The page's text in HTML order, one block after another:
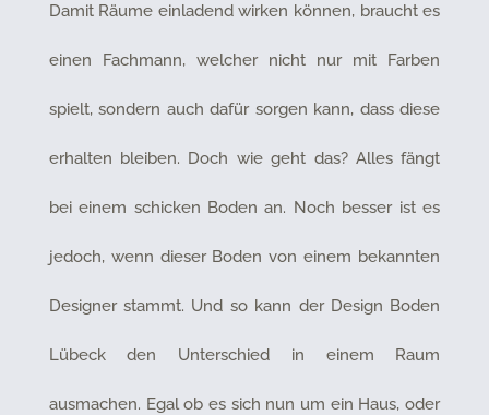
Damit Räume einladend wirken können, braucht es
einen Fachmann, welcher nicht nur mit Farben
spielt, sondern auch dafür sorgen kann, dass diese
erhalten bleiben. Doch wie geht das? Alles fängt
bei einem schicken Boden an. Noch besser ist es
jedoch, wenn dieser Boden von einem bekannten
Designer stammt. Und so kann der Design Boden
Lübeck den Unterschied in einem Raum
ausmachen. Egal ob es sich nun um ein Haus, oder